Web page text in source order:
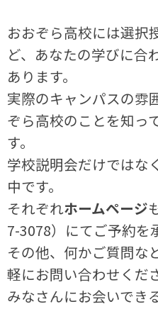
おおぞら高校には選択
ど、あなたの学びに合
あります。
実際のキャンパスの雰
ぞら高校のことを知っ
す。
学校説明会だけではな
中です。
それぞれホームページ
7-3078）にてご予約
その他、何かご質問な
軽にお問い合わせくだ
みなさんにお会いでき